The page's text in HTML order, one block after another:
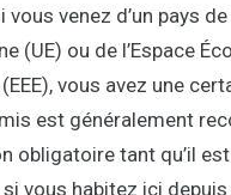
vous venez d’un pays de
(UE) ou de l’Espace
vous avez une
est généralement
obligatoire tant qu’il
vous habitez ici